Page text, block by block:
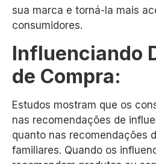
sua marca e torná-la mais
consumidores.
Influenciando
de Compra:
Estudos mostram que os
nas recomendações de
quanto nas recomendações
familiares. Quando os